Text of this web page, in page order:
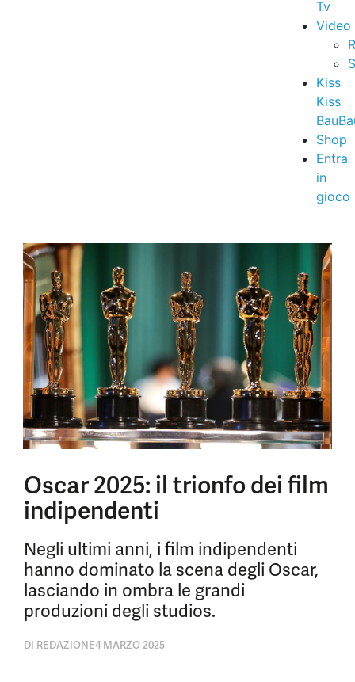
Tv
Video
Kiss
Kiss
Shop
Entra
in
gioco
Oscar 2025: il trionfo dei film
indipendenti
Negli ultimi anni, i film indipendenti
hanno dominato la scena degli Oscar,
lasciando in ombra le grandi
produzioni degli studios.
DI REDAZIONE4 MARZO 2025